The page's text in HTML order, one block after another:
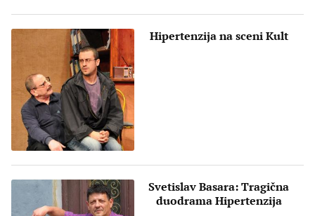
Hipertenzija na sceni Kult
Svetislav Basara: Tragična
duodrama Hipertenzija